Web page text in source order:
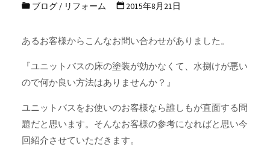
ブログ/ リフォーム 2015年8月21日
あるお客様からこんなお問い合わせがありました。
『ユニットバスの床の塗装が効かなくて、水捌けが悪い
ので何か良い方法はありませんか？』
ユニットバスをお使いのお客様なら誰しもが直面する問
題だと思います。そんなお客様の参考になればと思い今
回紹介させていただきます。